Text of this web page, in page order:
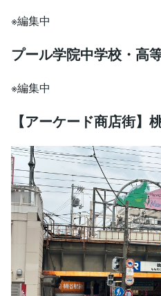
※編集中
プール学院中学校・高
※編集中
【アーケード商店街】